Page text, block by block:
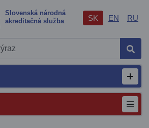
Slovenská národná
akreditačná služba
SK EN RU